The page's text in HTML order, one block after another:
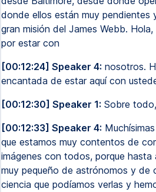
donde ellos están muy pendientes
gran misión del James Webb.
por estar con
[00:12:24] Speaker 4: nosotros.
encantada de estar aquí con
[00:12:30] Speaker 1: Sobre
[00:12:33] Speaker 4:
que estamos muy contentos de
imágenes con todos, porque hasta
muy pequeño de astrónomos y de
ciencia que podíamos verlas y